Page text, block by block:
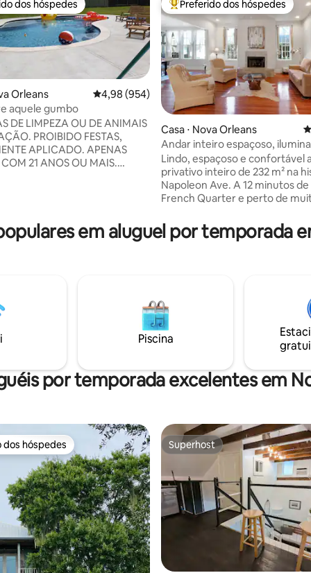
de 5, 664 avaliações
preferidos dos hóspedes
dos hóspedes
Orleans 4,98 de uma avaliação média de 5, 954
4,98 (954)
aquele gumbo
DE LIMPEZA OU DE ANIMAIS
PROIBIDO FESTAS,
APLICADO. APENAS
21 ANOS OU MAIS.
que fizer uma festa
terá que pagar uma
ambiente confortável do "All
Cabo básico,
e canais de filmes. Proteção
Entre os melhores preferidos
Preferido dos hóspedes
Casa ⋅ Nova Orleans
Andar inteiro espaçoso,
central
Lindo, espaçoso e confortável
privativo inteiro de 232 m² na
Napoleon Ave. A 12 minutos de carro do
French Quarter e perto de
protetores de colchão de
memória. Ótimo para
estacionamento privativo
Directv, lavadora e secadora
unidade, cozinha totalmente
pátio privativo. 23-NSTR-13464 24-OSTR-
em aluguel por temporada
Piscina
por temporada excelentes em
dos hóspedes
dos hóspedes Superhost
Superhost